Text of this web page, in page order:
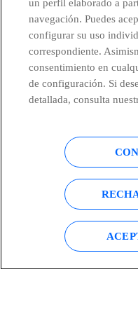
facebook linkedin
Telefónica en redes
Canal de Denuncias
Centro Global
un perfil elaborado a
navegación. Puedes
configurar su uso
correspondiente.
consentimiento en
de configuración. Si
detallada, consulta